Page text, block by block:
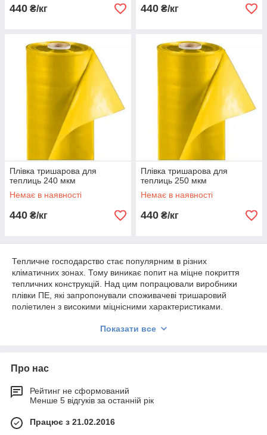
440 ₴/кг 440 ₴/кг
Плівка тришарова для
теплиць 240 мкм
Немає в наявності
440 ₴/кг
Плівка тришарова для
теплиць 250 мкм
Немає в наявності
440 ₴/кг
Тепличне господарство стає популярним в різних
кліматичних зонах. Тому виникає попит на міцне покриття
тепличних конструкцій. Над цим попрацювали виробники
плівки ПЕ, які запропонували споживачеві тришаровий
поліетилен з високими міцнісними характеристиками.
Переваги тепличної плівки
готового виробу підвищується за рахунок середнього шару,
випромінювання змінюють колір плівки. Завжди можна
вибрати відповідну забарвлення з жовтим, рожевим,
всередину споруди в достатній кількості, щоб рослини не
Показати все
Про нас
Рейтинг не сформований
Менше 5 відгуків за останній рік
Працює з 21.02.2016